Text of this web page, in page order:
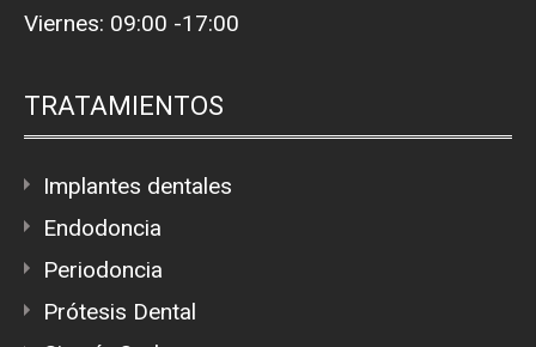
Viernes: 09:00 -17:00
TRATAMIENTOS
Implantes dentales
Endodoncia
Periodoncia
Prótesis Dental